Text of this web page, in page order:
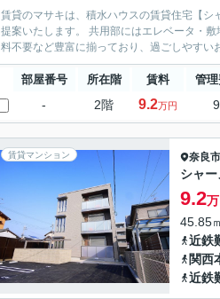
賃貸のマサキは、積水ハウスの賃貸住宅【
提案いたします。 共用部にはエレベータ・
料不要など豊富に揃っており、過ごしやす
部屋番号 所在階 賃料 管
- 2階 9.2万円
賃貸マンション 奈良市
シャ
9.2
45.85
近鉄
関西
近鉄